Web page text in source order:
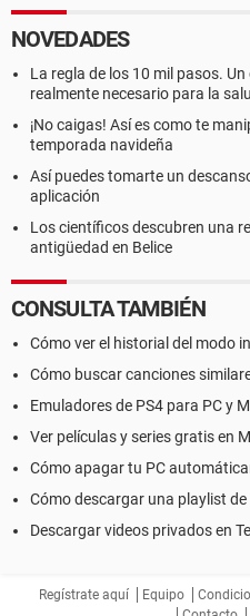
NOVEDADES
La regla de los 10 mil pasos.
realmente necesario para la
¡No caigas! Así es como te
temporada navideña
Así puedes tomarte un
aplicación
Los científicos descubren una
antigüedad en Belice
CONSULTA TAMBIÉN
Cómo ver el historial del modo
Cómo buscar canciones
Emuladores de PS4 para PC y
Ver películas y series gratis en
Cómo apagar tu PC
Cómo descargar una playlist de
Descargar videos privados en
Regístrate aquí Equipo